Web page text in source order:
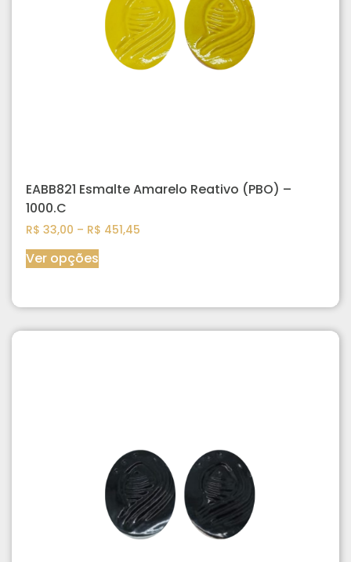
EABB821 Esmalte Amarelo Reativo (PBO) –
1000.C
R$ 33,00 – R$ 451,45
Ver opções